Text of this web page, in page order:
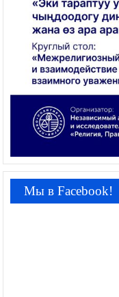
Мы в Facebook!